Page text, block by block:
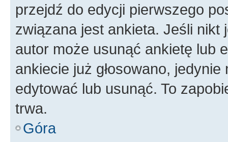
przejdź do edycji pierwszego
związana jest ankieta. Jeśli nikt
autor może usunąć ankietę lub
ankiecie już głosowano,
edytować lub usunąć. To
trwa.
Góra